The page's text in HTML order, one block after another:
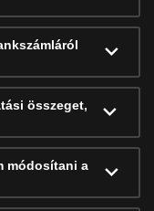
összeget,
módosítani a